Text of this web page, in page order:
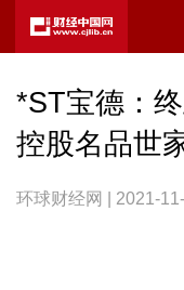
*ST宝德：
控股名品世
环球财经网 | 2021-